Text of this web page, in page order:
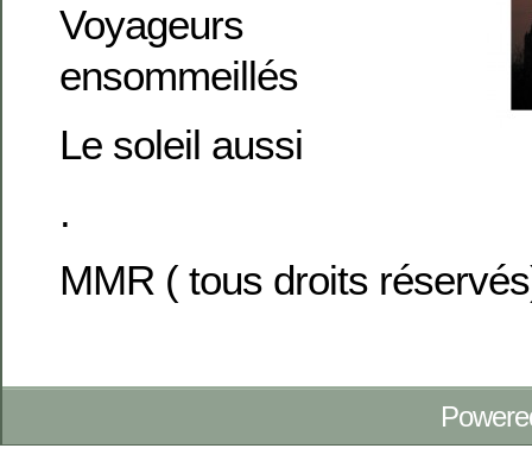
Voyageurs
ensommeillés
Le soleil aussi
.
MMR ( tous droits